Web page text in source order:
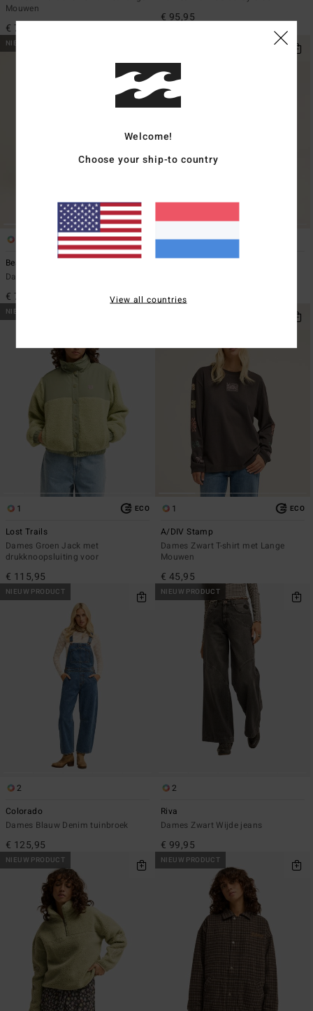
Mouwen
€ 75,95
€ 95,95
NIEUW PRODUCT
ECO
Beach Back
Dames Blauw Joggingbroek
€ 75,95
1
€ 69,95
NIEUW PRODUCT
1 ECO
Lost Trails
Dames Groen Jack met
drukknoopsluiting voor
€ 115,95
1 ECO
A/DIV Stamp
Dames Zwart T-shirt met Lange
Mouwen
€ 45,95
NIEUW PRODUCT
2
Colorado
Dames Blauw Denim tuinbroek
€ 125,95
NIEUW PRODUCT
2
Riva
Dames Zwart Wijde jeans
€ 99,95
NIEUW PRODUCT NIEUW PRODUCT
Welcome!
Choose your ship-to country
View all countries